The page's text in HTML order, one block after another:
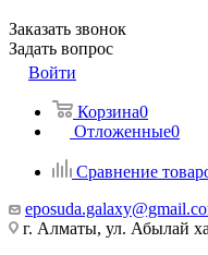
Заказать звонок
Задать вопрос
Войти
Корзина0
Отложенные0
Сравнение
г. Алматы, ул. Абылай